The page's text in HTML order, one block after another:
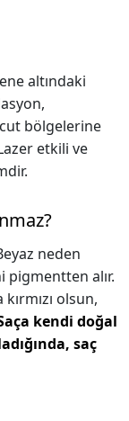
altındaki
bölgelerine
etkili ve
neden
pigmentten alır.
olsun,
kendi doğal
saç